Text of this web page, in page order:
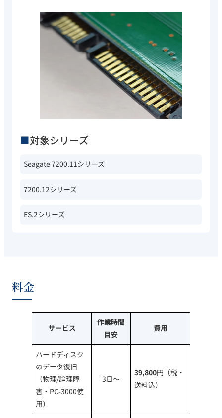
対象シリーズ
Seagate 7200.11シリーズ
7200.12シリーズ
ES.2シリーズ
料金
サービス
作業時間
目安
費用
ハードディスク
のデータ復旧
（物理/論理障
害・PC-3000使
用）
3日～
39,800円（税・
送料込）